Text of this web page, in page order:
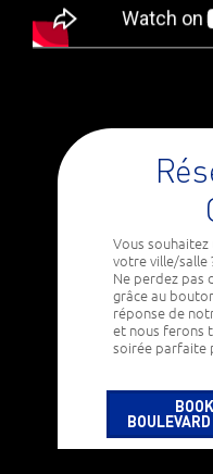
Vous
votre ville/salle
Ne perdez pas
grâce au
réponse de
et nous ferons
soirée parfaite